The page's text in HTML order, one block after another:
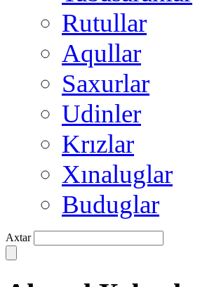
Rutullar
Aqullar
Saxurlar
Udinler
Krızlar
Xınaluglar
Buduglar
Axtar